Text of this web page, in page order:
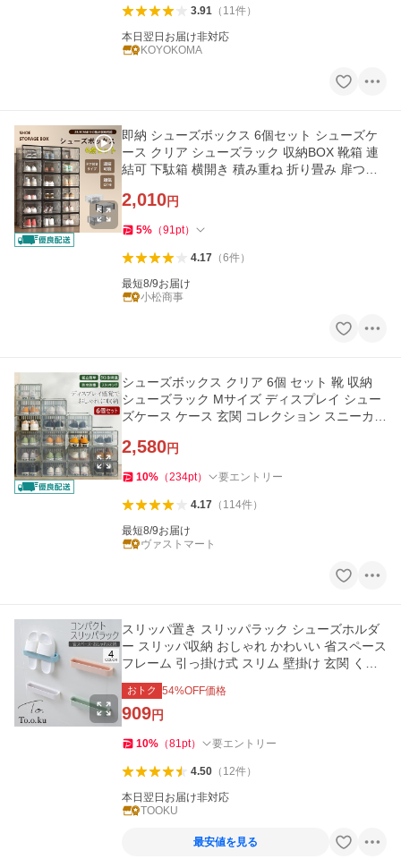
3.91（ 11件）
本日翌日お届け非対応
KOYOKOMA
即納 シューズボックス 6個セット シューズケ
ース クリア シューズラック 収納BOX 靴箱 連
結可 下駄箱 横開き 積み重ね 折り畳み 扉つき
2,010円
5% （91pt）
4.17（6件）
最短8/9お届け
小松商事
シューズボックス クリア 6個 セット 靴 収納
シューズラック Mサイズ ディスプレイ シュー
ズケース ケース 玄関 コレクション スニーカー
2,580円
10% （234pt） 要エントリー
4.17（ 114件）
最短8/9お届け
ヴァストマート
スリッパ置き スリッパラック シューズホルダ
ー スリッパ収納 おしゃれ かわいい 省スペース
フレーム 引っ掛け式 スリム 壁掛け 玄関 くっ
つく 浮かせる
おトク 54%OFF価格
909円
10% （81pt） 要エントリー
4.50（ 12件）
本日翌日お届け非対応
TOOKU
最安値を見る